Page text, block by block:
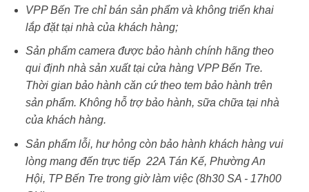
VPP Bến Tre chỉ bán sản phẩm và không triển khai
lắp đặt tại nhà của khách hàng;
Sản phẩm camera được bảo hành chính hãng theo
qui định nhà sản xuất tại cửa hàng VPP Bến Tre.
Thời gian bảo hành căn cứ theo tem bảo hành trên
sản phẩm. Không hỗ trợ bảo hành, sữa chữa tại nhà
của khách hàng.
Sản phẩm lỗi, hư hỏng còn bảo hành khách hàng vui
lòng mang đến trực tiếp 22A Tán Kế, Phường An
Hội, TP Bến Tre trong giờ làm việc (8h30 SA - 17h00